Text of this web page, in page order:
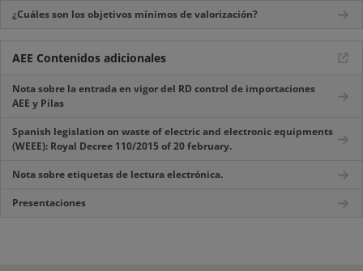
¿Cuáles son los objetivos mínimos de valorización?
AEE Contenidos adicionales
Nota sobre la entrada en vigor del RD control de importaciones
AEE y Pilas
Spanish legislation on waste of electric and electronic equipments
(WEEE): Royal Decree 110/2015 of 20 february.
Nota sobre etiquetas de lectura electrónica.
Presentaciones